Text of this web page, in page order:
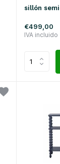
sillón
€499,00
IVA incluido